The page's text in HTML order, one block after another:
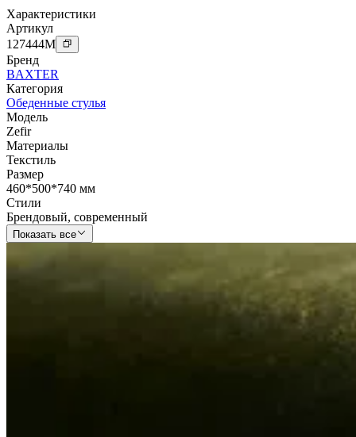
Характеристики
Артикул
127444M
Бренд
BAXTER
Категория
Обеденные стулья
Модель
Zefir
Материалы
Текстиль
Размер
460*500*740 мм
Стили
Брендовый, современный
Показать все